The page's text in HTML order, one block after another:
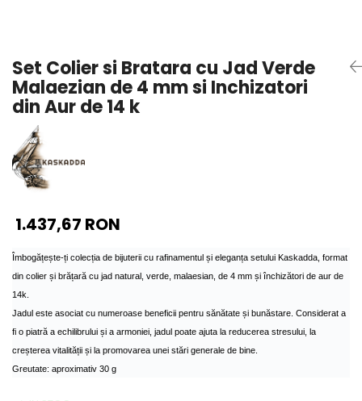
Pandantive cu Perle
Brose cu Perle
Set Colier si Bratara cu Jad Verde
Malaezian de 4 mm si Inchizatori
din Aur de 14 k
1.437,67 RON
Îmbogățește-ți colecția de bijuterii cu rafinamentul și eleganța setului Kaskadda, format
din colier și brățară cu jad natural, verde, malaesian, de 4 mm și închizători de aur de
14k.
Jadul este asociat cu numeroase beneficii pentru sănătate și bunăstare. Considerat a
fi o piatră a echilibrului și a armoniei, jadul poate ajuta la reducerea stresului, la
creșterea vitalității și la promovarea unei stări generale de bine.
Greutate: aproximativ 30 g